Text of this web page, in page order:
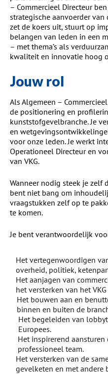
– Commercieel Directeur
strategische aanvoerder
zet de koers uit, stuurt op
belangen van leden in een
– met thema’s als
kwaliteit en innovatie hoog
Jouw rol
Als Algemeen –
de positionering en
kunststofgevelbranche. Je
en
voor onze leden. Je werkt
Operationeel Directeur en
van VKG.
Wanneer nodig steek je zelf
bent niet bang om
vraagstukken zelf op te
te komen.
Je bent verantwoordelijk
Het vertegenwoordigen
overheid, politiek,
Het aanjagen van
het versterken van het
Het bouwen aan en
binnen en buiten de
Het begeleiden van
Europees.
Het inspirerend
professioneel team.
Het versterken van de
gevelketen en met andere